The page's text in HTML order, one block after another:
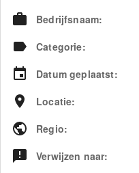
Bedrijfsnaam:
Categorie:
Datum geplaatst:
Locatie:
Regio:
Verwijzen naar: